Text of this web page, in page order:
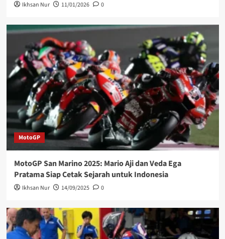
Ikhsan Nur 11/01/2026 0
MotoGP
MotoGP San Marino 2025: Mario Aji dan Veda Ega
Pratama Siap Cetak Sejarah untuk Indonesia
Ikhsan Nur 14/09/2025 0